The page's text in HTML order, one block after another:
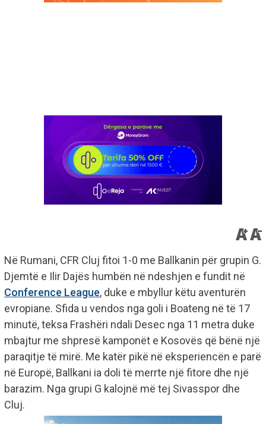
Në Rumani, CFR Cluj fitoi 1-0 me Ballkanin për grupin G.
Djemtë e Ilir Dajës humbën në ndeshjen e fundit në
Conference League, duke e mbyllur këtu aventurën
evropiane. Sfida u vendos nga goli i Boateng në të 17
minutë, teksa Frashëri ndali Desec nga 11 metra duke
mbajtur me shpresë kamponët e Kosovës që bënë një
paraqitje të mirë. Me katër pikë në eksperiencën e parë
në Europë, Ballkani ia doli të merrte një fitore dhe një
barazim. Nga grupi G kalojnë më tej Sivasspor dhe
Cluj.